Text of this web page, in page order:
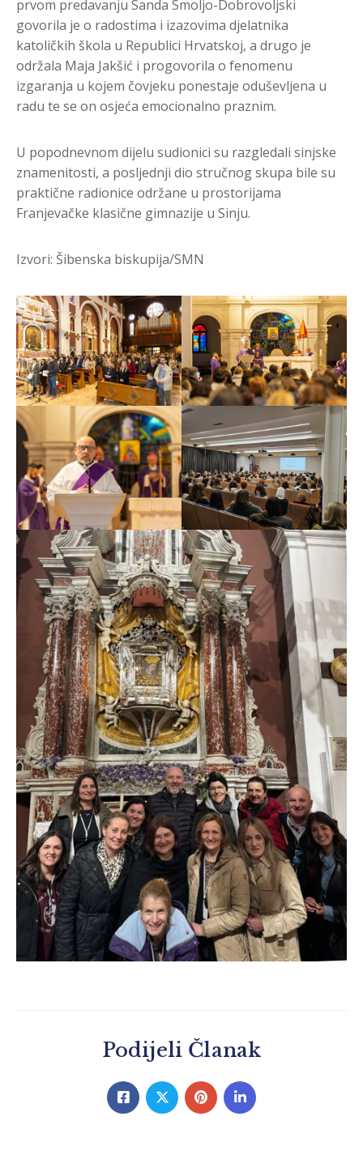
prvom predavanju Sanda Smoljo-Dobrovoljski
govorila je o radostima i izazovima djelatnika
katoličkih škola u Republici Hrvatskoj, a drugo je
održala Maja Jakšić i progovorila o fenomenu
izgaranja u kojem čovjeku ponestaje oduševljena u
radu te se on osjeća emocionalno praznim.
U popodnevnom dijelu sudionici su razgledali sinjske
znamenitosti, a posljednji dio stručnog skupa bile su
praktične radionice održane u prostorijama
Franjevačke klasične gimnazije u Sinju.
Izvori: Šibenska biskupija/SMN
Podijeli Članak